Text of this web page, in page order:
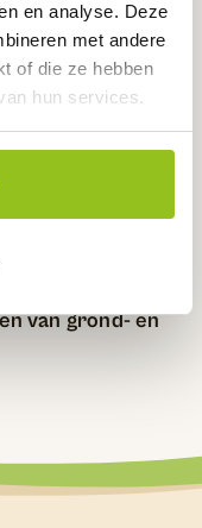
en analyse. Deze
met andere
of die ze hebben
hun services.
van grond- en